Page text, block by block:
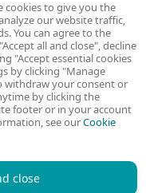
cookies to give you the
our website traffic,
You can agree to the
all and close", decline
"Accept essential cookies
by clicking "Manage
withdraw your consent or
by clicking the
footer or in your account
see ourCookie
close